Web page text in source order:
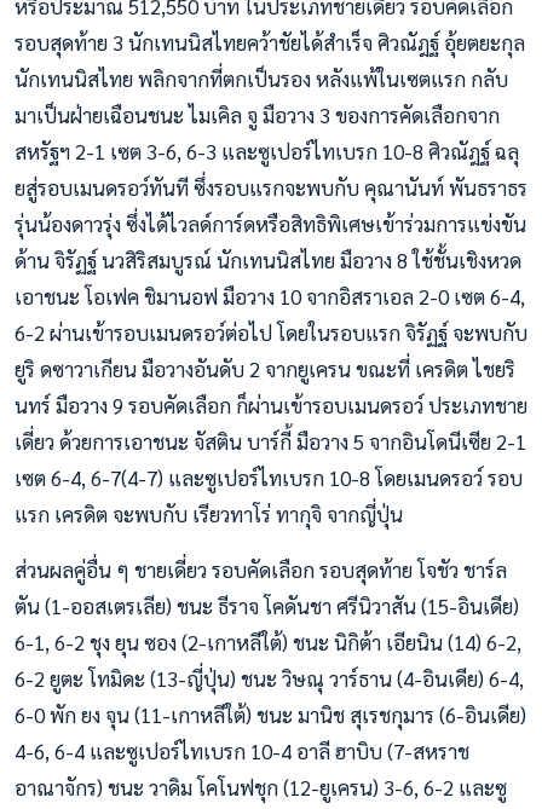
หรือประมาณ 512,550 บาท ในประเภทชายเดี่ยว รอบคัดเลือก
รอบสุดท้าย 3 นักเทนนิสไทยคว้าชัยได้สำเร็จ ศิวณัฎฐ์ อุ้ยตยะกุล
นักเทนนิสไทย พลิกจากที่ตกเป็นรอง หลังแพ้ในเซตแรก กลับ
มาเป็นฝ่ายเฉือนชนะ ไมเคิล จู มือวาง 3 ของการคัดเลือกจาก
สหรัฐฯ 2-1 เซต 3-6, 6-3 และซูเปอร์ไทเบรก 10-8 ศิวณัฎฐ์ ฉลุ
ยสู่รอบเมนดรอว์ทันที ซึ่งรอบแรกจะพบกับ คุณานันท์ พันธราธร
รุ่นน้องดาวรุ่ง ซึ่งได้ไวลด์การ์ดหรือสิทธิพิเศษเข้าร่วมการแข่งขัน
ด้าน จิรัฏฐ์ นวสิริสมบูรณ์ นักเทนนิสไทย มือวาง 8 ใช้ชั้นเชิงหวด
เอาชนะ โอเฟค ชิมานอฟ มือวาง 10 จากอิสราเอล 2-0 เซต 6-4,
6-2 ผ่านเข้ารอบเมนดรอว์ต่อไป โดยในรอบแรก จิรัฏฐ์ จะพบกับ
ยูริ ดซาวาเกียน มือวางอันดับ 2 จากยูเครน ขณะที่ เครดิต ไชยริ
นทร์ มือวาง 9 รอบคัดเลือก ก็ผ่านเข้ารอบเมนดรอว์ ประเภทชาย
เดี่ยว ด้วยการเอาชนะ จัสติน บาร์กี้ มือวาง 5 จากอินโดนีเซีย 2-1
เซต 6-4, 6-7(4-7) และซูเปอร์ไทเบรก 10-8 โดยเมนดรอว์ รอบ
แรก เครดิต จะพบกับ เรียวทาโร่ ทากุจิ จากญี่ปุ่น
ส่วนผลคู่อื่น ๆ ชายเดี่ยว รอบคัดเลือก รอบสุดท้าย โจชัว ชาร์ล
ตัน (1-ออสเตรเลีย) ชนะ ธีราจ โคดันชา ศรีนิวาสัน (15-อินเดีย)
6-1, 6-2 ชุง ยุน ซอง (2-เกาหลีใต้) ชนะ นิกิต้า เอียนิน (14) 6-2,
6-2 ยูตะ โทมิดะ (13-ญี่ปุ่น) ชนะ วิษณุ วาร์ธาน (4-อินเดีย) 6-4,
6-0 พัก ยง จุน (11-เกาหลีใต้) ชนะ มานิช สุเรชกุมาร (6-อินเดีย)
4-6, 6-4 และซูเปอร์ไทเบรก 10-4 อาลี ฮาบิบ (7-สหราช
อาณาจักร) ชนะ วาดิม โคโนฟชุก (12-ยูเครน) 3-6, 6-2 และซู